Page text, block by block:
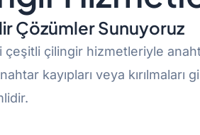
Çözümler Sunuyoruz
çilingir hizmetleriyle
kayıpları veya kırılmaları